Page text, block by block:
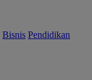
Bisnis Pendidikan